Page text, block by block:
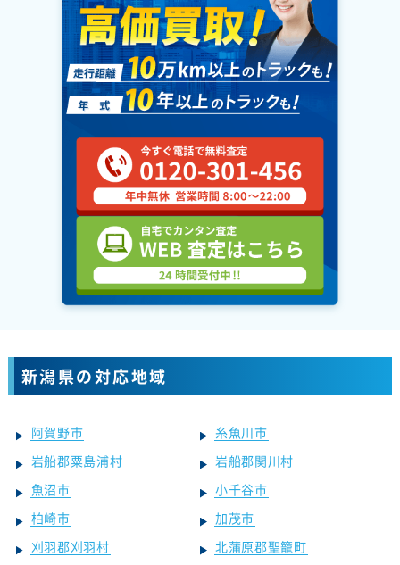
新潟県の対応地域
阿賀野市
糸魚川市
岩船郡粟島浦村
岩船郡関川村
魚沼市
小千谷市
柏崎市
加茂市
刈羽郡刈羽村
北蒲原郡聖籠町